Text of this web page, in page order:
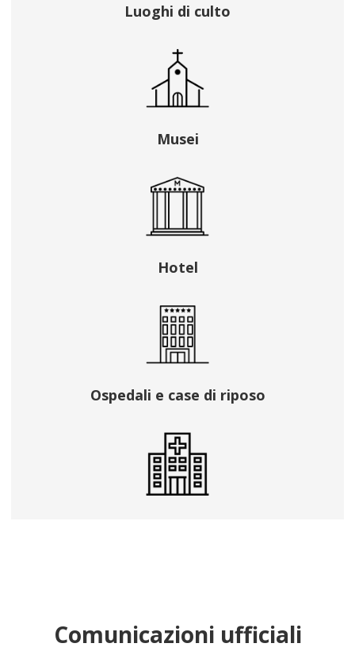
Luoghi di culto
Musei
Hotel
Ospedali e case di riposo
Comunicazioni ufficiali